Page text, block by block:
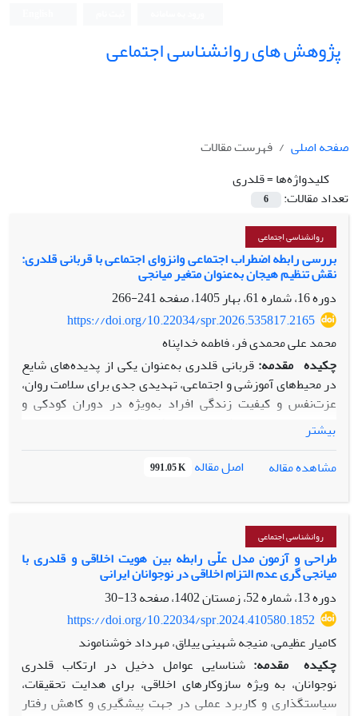
پژوهش های روانشناسی اجتماعی
صفحه اصلی
فهرست مقالات
کلیدواژه‌ها =قلدری
تعداد مقالات:
6
روانشناسی اجتماعی
بررسی رابطه اضطراب اجتماعی وانزوای اجتماعی با قربانی قلدری:
نقش تنظیم هیجان به‌عنوان متغیر میانجی
دوره 16، شماره 61، بهار 1405، صفحه
241-266
https://doi.org/10.22034/spr.2026.535817.2165
محمد علی محمدی فر، فاطمه خداپناه
چکیده مقدمه: قربانی قلدری به‌عنوان یکی از پدیده‌های شایع
در محیط‌های آموزشی و اجتماعی، تهدیدی جدی برای سلامت روان،
عزت‌نفس و کیفیت زندگی افراد به‌ویژه در دوران کودکی و
نوجوانی محسوب می‌شود. تجربه مکرر قلدری می‌تواند منجر به
مشکلاتی چون اضطراب، افسردگی، احساس تنهایی و کناره‌گیری
اجتماعی گردد و حتی پیامدهای بلندمدتی بر رشد هیجانی و روابط
اجتماعی افراد برجای گذارد. پژوهش حاضر با هدف بررسی رابطه
بین اضطراب اجتماعی و انزوای اجتماعی با قربانی قلدری، با در نظر
شده است.روش:
آماری شامل کلیه دانش‌آموزان متوسطه دوم شهر اسلامشهر در
سال تحصیلی۱۴۰4–۱۴۰3 بود که از میان آن‌ها368
نمونه‌گیری خوشه‌ای چندمرحله‌ای به‌صورت تصادفی انتخاب
شدند.ابزار گردآوری داده‌ها شامل پرسش‌نامه‌های قربانی
قلدری کالیفرنیا ( فلیکس و همکاران،2011)، اضطراب اجتماعی
(جرابک،۱۹۹۶) ، انزوای اجتماعی (چلپی و امیرکافی،۱۳۸۳)
هیجانی گروس و جان (2003)
بود.بررسی و ارزیابی الگوی پیشنهاد
شده با روش معادلات ساختاری و نرم‌افزار SPSS26 و AMOS24
انجام گرفت.یافته‌ها:نتایج نشان داد بین اضطراب اجتماعی
بیشتر
مشاهده مقاله
اصل مقاله 991.05 K
روانشناسی اجتماعی
طراحی و آزمون مدل علّی رابطه بین هویت اخلاقی و قلدری با
میانجی گری عدم التزام اخلاقی در نوجوانان ایرانی
دوره 13، شماره 52، زمستان 1402، صفحه
13-30
https://doi.org/10.22034/spr.2024.410580.1852
کامیار عظیمی، منیجه شهینی ییلاق، مهرداد خوشناموند
چکیده
مقدمه: شناسایی عوامل دخیل در ارتکاب قلدری
نوجوانان، به­ ویژه سازوکارهای اخلاقی، برای هدایت تحقیقات،
سیاست­گذاری و کاربرد عملی در جهت پیشگیری و کاهش رفتار